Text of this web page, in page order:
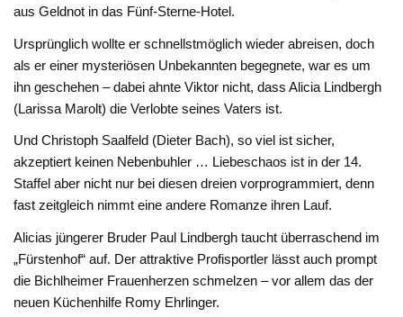
aus Geldnot in das Fünf-Sterne-Hotel.
Ursprünglich wollte er schnellstmöglich wieder abreisen, doch
als er einer mysteriösen Unbekannten begegnete, war es um
ihn geschehen – dabei ahnte Viktor nicht, dass Alicia Lindbergh
(Larissa Marolt) die Verlobte seines Vaters ist.
Und Christoph Saalfeld (Dieter Bach), so viel ist sicher,
akzeptiert keinen Nebenbuhler … Liebeschaos ist in der 14.
Staffel aber nicht nur bei diesen dreien vorprogrammiert, denn
fast zeitgleich nimmt eine andere Romanze ihren Lauf.
Alicias jüngerer Bruder Paul Lindbergh taucht überraschend im
„Fürstenhof“ auf. Der attraktive Profisportler lässt auch prompt
die Bichlheimer Frauenherzen schmelzen – vor allem das der
neuen Küchenhilfe Romy Ehrlinger.